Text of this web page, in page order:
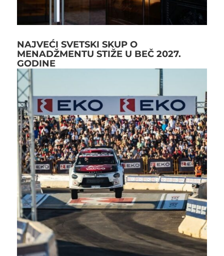
NAJVEĆI SVETSKI SKUP O
MENADŽMENTU STIŽE U BEČ 2027.
GODINE